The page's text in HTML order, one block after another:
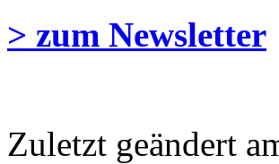
> zum Newsletter
Zuletzt geändert